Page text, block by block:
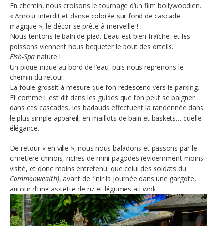
En chemin, nous croisons le tournage d’un film bollywoodien.
« Amour interdit et danse colorée sur fond de cascade
magique », le décor se prête à merveille !
Nous tentons le bain de pied. L’eau est bien fraîche, et les
poissons viennent nous bequeter le bout des orteils.
Fish-Spa nature !
Un pique-nique au bord de l’eau, puis nous reprenons le
chemin du retour.
La foule grossit à mesure que l’on redescend vers le parking.
Et comme il est dit dans les guides que l’on peut se baigner
dans ces cascades, les badauds effectuent la randonnée dans
le plus simple appareil, en maillots de bain et baskets… quelle
élégance.
De retour « en ville », nous nous baladons et passons par le
cimetière chinois, riches de mini-pagodes (évidemment moins
visité, et donc moins entretenu, que celui des soldats du
Commonwealth), avant de finir la journée dans une gargote,
autour d’une assiette de riz et légumes au wok.